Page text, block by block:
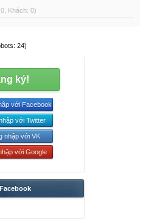
Khách: 0)
24)
ký!
với Facebook
với Twitter
nhập với VK
với Google